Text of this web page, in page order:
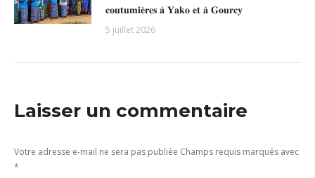
𝐜𝐨𝐮𝐭𝐮𝐦𝐢𝐞̀𝐫𝐞𝐬 𝐚̀ 𝐘𝐚𝐤𝐨 𝐞𝐭 𝐚̀ 𝐆𝐨𝐮𝐫𝐜𝐲
5 juillet 2026
Laisser un commentaire
Votre adresse e-mail ne sera pas publiée Champs requis marqués avec
*